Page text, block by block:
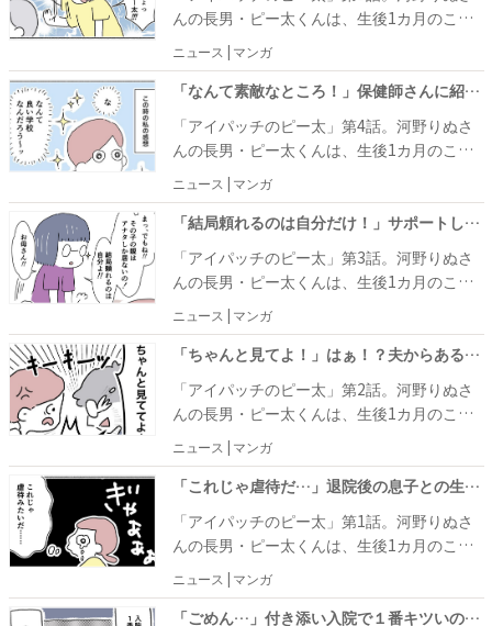
ります。 そんなピー太くんを見て、アイパッ
チをつけている友だちができたら……と考え
るようになった河野りぬさん。盲学校で開催
される未就学児の交流クラスを見学すること
にしました。
んの長男・ピー太くんは、生後1カ月のこ
ろ、左目の「先天白内障」が判明。幸い良い
医師との出会いがあり、無事手術を受けるこ
とができました。 退院後のピー太くんは、視
力訓練のためにつけるコンタクトとアイパッ
チをつけて生活しなければなりません。そん
なわが子を見て、河野りぬさんは、ピー太く
んにアイパッチをつけている友だちができた
らいいな……と考えるようになりました。
ニュース | マンガ
「なんて素敵なところ！」保健師さんに紹介されたある場所へ行ってみると…！？ #アイパッチのピー太 4
「アイパッチのピー太」第4話。河野りぬさ
んの長男・ピー太くんは、生後1カ月のこ
ろ、左目の「先天白内障」が判明。幸い良い
医師との出会いがあり、無事手術を受けるこ
とができました。 退院後、河野りぬさんは視
力訓練のためにつけるコンタクトとアイパッ
チに大苦戦！ その上、歩けるようになったピ
ー太くんは、頻繁にコンタクトレンズを落と
してしまいます。
ニュース | マンガ
「結局頼れるのは自分だけ！」サポートしてもらえるはずが、突き放されてしまい… #アイパッチのピー太 3
「アイパッチのピー太」第3話。河野りぬさ
んの長男・ピー太くんは、生後1カ月のこ
ろ、左目の「先天白内障」が判明。幸い良い
医師との出会いがあり、無事手術を受けるこ
とができました。 退院後、河野りぬさんは視
力訓練のためにつけるコンタクトとアイパッ
チに大苦戦！ 紆余曲折の末、負担なく安定し
た訓練ができる、つけ外しのリズムを見つけ
ました。
ニュース | マンガ
「ちゃんと見てよ！」はぁ！？夫からあることを注意されて夫婦喧嘩に発展…！？ #アイパッチのピー太 2
「アイパッチのピー太」第2話。河野りぬさ
んの長男・ピー太くんは、生後1カ月のこ
ろ、左目の「先天白内障」が判明。幸い良い
医師との出会いがあり、無事手術を受けるこ
とができました。 退院後、ピー太くんは視力
訓練のために左目にコンタクト、右目はアイ
パッチをつけなければなりません。
ニュース | マンガ
「これじゃ虐待だ…」退院後の息子との生活は想像より壮絶で… #アイパッチのピー太 1
「アイパッチのピー太」第1話。河野りぬさ
んの長男・ピー太くんは、生後1カ月のこ
ろ、左目が「先天白内障」であることがわか
りました。幸い良い医師との出会いがあり、
無事手術を受けることができました。
ニュース | マンガ
「ごめん…」付き添い入院で１番キツいのは夜。理由はまさかの… #息子の目に障がいが見つかった話 最終話